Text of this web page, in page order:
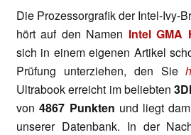
Die Prozessorgrafik der Intel-Ivy-
hört auf den Namen Intel GMA
sich in einem eigenen Artikel
Prüfung unterziehen, den Sie
Ultrabook erreicht im beliebten
von4867 Punkten und liegt
unserer Datenbank. In der